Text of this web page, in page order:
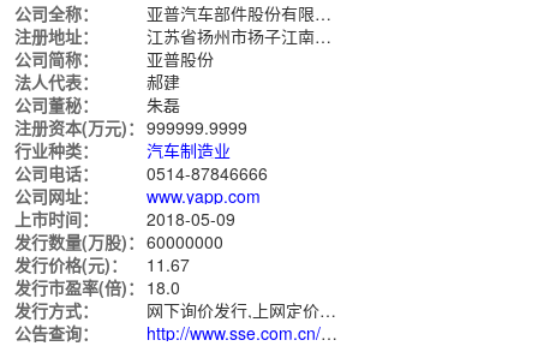
公司全称：
亚普汽车部件股份有限公司
注册地址：
江苏省扬州市扬子江南路508号
公司简称：
亚普股份
法人代表：
郝建
公司董秘：
朱磊
注册资本(万元)： 999999.9999
行业种类：
汽车制造业
公司电话：
0514-87846666
公司网址：
www.yapp.com
上市时间：
2018-05-09
发行数量(万股)： 60000000
发行价格(元)：
11.67
发行市盈率(倍)： 18.0
发行方式：
网下询价发行,上网定价发行
公告查询：
http://www.sse.com.cn/assortment/stock/list/info/announcement/index.shtml?productId=603013